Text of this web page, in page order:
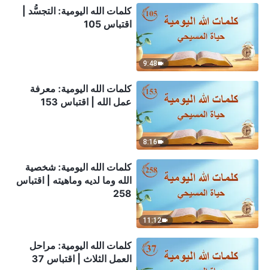
9:48
كلمات الله اليومية: التجسُّد |
اقتباس 105
8:16
كلمات الله اليومية: معرفة
عمل الله | اقتباس 153
11:12
كلمات الله اليومية: شخصية
الله وما لديه وماهيته | اقتباس
258
كلمات الله اليومية: مراحل
العمل الثلاث | اقتباس 37